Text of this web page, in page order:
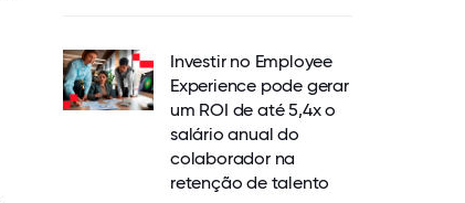
Investir no Employee
Experience pode gerar
um ROI de até 5,4x o
salário anual do
colaborador na
retenção de talento